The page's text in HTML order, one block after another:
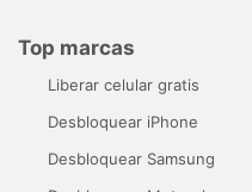
Top marcas
Liberar celular gratis
Desbloquear iPhone
Desbloquear Samsung